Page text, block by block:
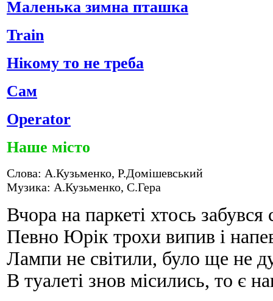
Маленька зимна пташка
Train
Нікому то не треба
Сам
Operator
Наше місто
Слова: А.Кузьменко, Р.Домішевський
Музика: А.Кузьменко, С.Гера
Вчора на паркеті хтось забувся
Певно Юрік трохи випив і
Лампи не світили, було ще не
В туалеті знов місились, то є